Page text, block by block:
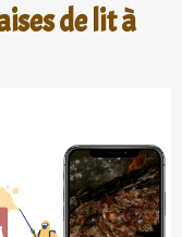
de lit à